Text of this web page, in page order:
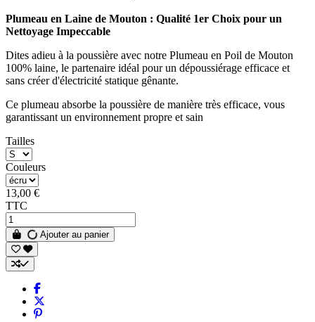
Plumeau en Laine de Mouton : Qualité 1er Choix pour un
Nettoyage Impeccable
Dites adieu à la poussière avec notre Plumeau en Poil de Mouton
100% laine, le partenaire idéal pour un dépoussiérage efficace et
sans créer d'électricité statique gênante.
Ce plumeau absorbe la poussière de manière très efficace, vous
garantissant un environnement propre et sain
Tailles
Couleurs
13,00 €
TTC
Ajouter au panier